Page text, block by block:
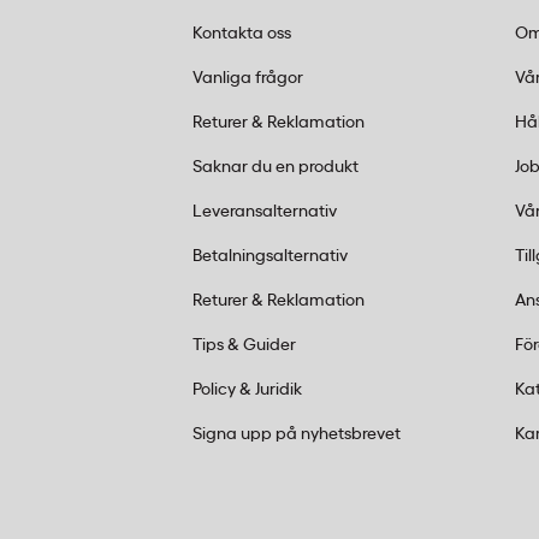
långtidsförvaring.
Kan plastgem i blandade färger
dokument?
Ja, förpackningen med Actual plastgem
vilket gör det möjligt att skapa ett eget
Kontakta oss
Vanliga frågor
Returer & Reklamation
Saknar du en produkt
Leveransalternativ
Betalningsalternativ
Returer & Reklamation
Tips & Guider
Policy & Juridik
Signa upp på nyhetsbrevet